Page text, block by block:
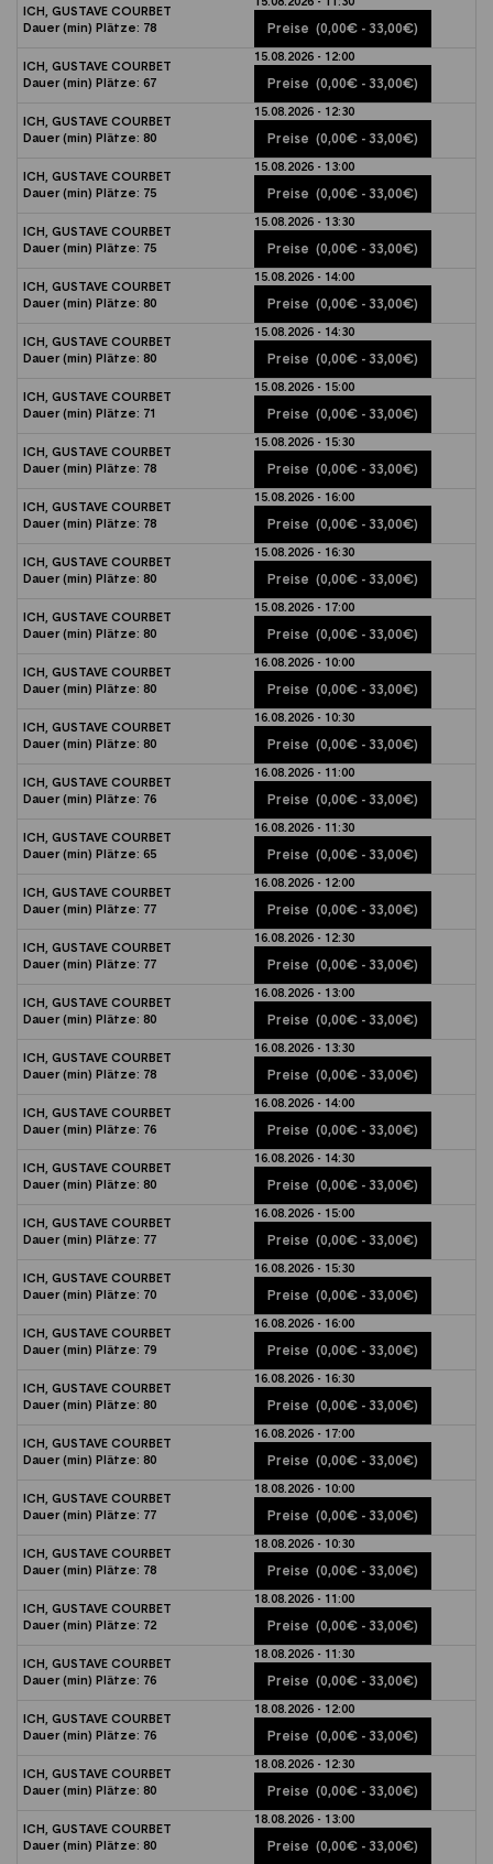
ICH, GUSTAVE COURBET
Dauer (min) Plätze: 78 Preise (0,00€ - 33,00€)
ICH, GUSTAVE COURBET
Dauer (min) Plätze: 67
15.08.2026 - 12:00
Preise (0,00€ - 33,00€)
ICH, GUSTAVE COURBET
Dauer (min) Plätze: 80
15.08.2026 - 12:30
Preise (0,00€ - 33,00€)
ICH, GUSTAVE COURBET
Dauer (min) Plätze: 75
15.08.2026 - 13:00
Preise (0,00€ - 33,00€)
ICH, GUSTAVE COURBET
Dauer (min) Plätze: 75
15.08.2026 - 13:30
Preise (0,00€ - 33,00€)
ICH, GUSTAVE COURBET
Dauer (min) Plätze: 80
15.08.2026 - 14:00
Preise (0,00€ - 33,00€)
ICH, GUSTAVE COURBET
Dauer (min) Plätze: 80
15.08.2026 - 14:30
Preise (0,00€ - 33,00€)
ICH, GUSTAVE COURBET
Dauer (min) Plätze: 71
15.08.2026 - 15:00
Preise (0,00€ - 33,00€)
ICH, GUSTAVE COURBET
Dauer (min) Plätze: 78
15.08.2026 - 15:30
Preise (0,00€ - 33,00€)
ICH, GUSTAVE COURBET
Dauer (min) Plätze: 78
15.08.2026 - 16:00
Preise (0,00€ - 33,00€)
ICH, GUSTAVE COURBET
Dauer (min) Plätze: 80
15.08.2026 - 16:30
Preise (0,00€ - 33,00€)
ICH, GUSTAVE COURBET
Dauer (min) Plätze: 80
15.08.2026 - 17:00
Preise (0,00€ - 33,00€)
ICH, GUSTAVE COURBET
Dauer (min) Plätze: 80
16.08.2026 - 10:00
Preise (0,00€ - 33,00€)
ICH, GUSTAVE COURBET
Dauer (min) Plätze: 80
16.08.2026 - 10:30
Preise (0,00€ - 33,00€)
ICH, GUSTAVE COURBET
Dauer (min) Plätze: 76
16.08.2026 - 11:00
Preise (0,00€ - 33,00€)
ICH, GUSTAVE COURBET
Dauer (min) Plätze: 65
16.08.2026 - 11:30
Preise (0,00€ - 33,00€)
ICH, GUSTAVE COURBET
Dauer (min) Plätze: 77
16.08.2026 - 12:00
Preise (0,00€ - 33,00€)
ICH, GUSTAVE COURBET
Dauer (min) Plätze: 77
16.08.2026 - 12:30
Preise (0,00€ - 33,00€)
ICH, GUSTAVE COURBET
Dauer (min) Plätze: 80
16.08.2026 - 13:00
Preise (0,00€ - 33,00€)
ICH, GUSTAVE COURBET
Dauer (min) Plätze: 78
16.08.2026 - 13:30
Preise (0,00€ - 33,00€)
ICH, GUSTAVE COURBET
Dauer (min) Plätze: 76
16.08.2026 - 14:00
Preise (0,00€ - 33,00€)
ICH, GUSTAVE COURBET
Dauer (min) Plätze: 80
16.08.2026 - 14:30
Preise (0,00€ - 33,00€)
ICH, GUSTAVE COURBET
Dauer (min) Plätze: 77
16.08.2026 - 15:00
Preise (0,00€ - 33,00€)
ICH, GUSTAVE COURBET
Dauer (min) Plätze: 70
16.08.2026 - 15:30
Preise (0,00€ - 33,00€)
ICH, GUSTAVE COURBET
Dauer (min) Plätze: 79
16.08.2026 - 16:00
Preise (0,00€ - 33,00€)
ICH, GUSTAVE COURBET
Dauer (min) Plätze: 80
16.08.2026 - 16:30
Preise (0,00€ - 33,00€)
ICH, GUSTAVE COURBET
Dauer (min) Plätze: 80
16.08.2026 - 17:00
Preise (0,00€ - 33,00€)
ICH, GUSTAVE COURBET
Dauer (min) Plätze: 77
18.08.2026 - 10:00
Preise (0,00€ - 33,00€)
ICH, GUSTAVE COURBET
Dauer (min) Plätze: 78
18.08.2026 - 10:30
Preise (0,00€ - 33,00€)
ICH, GUSTAVE COURBET
Dauer (min) Plätze: 72
18.08.2026 - 11:00
Preise (0,00€ - 33,00€)
ICH, GUSTAVE COURBET
Dauer (min) Plätze: 76
18.08.2026 - 11:30
Preise (0,00€ - 33,00€)
ICH, GUSTAVE COURBET
Dauer (min) Plätze: 76
18.08.2026 - 12:00
Preise (0,00€ - 33,00€)
ICH, GUSTAVE COURBET
Dauer (min) Plätze: 80
18.08.2026 - 12:30
Preise (0,00€ - 33,00€)
ICH, GUSTAVE COURBET
Dauer (min) Plätze: 80
18.08.2026 - 13:00
Preise (0,00€ - 33,00€)